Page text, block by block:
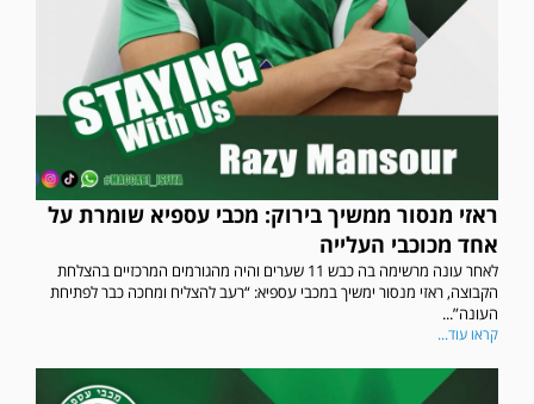
ראזי מנסור ממשיך בירוק: מכבי עספיא שומרת על
אחד מכוכבי העלייה
לאחר עונה מרשימה בה כבש 11 שערים והיה מהגורמים המרכזיים בהצלחת
הקבוצה, ראזי מנסור ימשיך במכבי עספיא: “רעב להצליח ומחכה כבר לפתיחת
העונה”...
קראו עוד...